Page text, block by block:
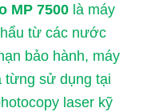
MP 7500là máy
từ các nước
bảo hành, máy
từng sử dụng tại
laser kỹ